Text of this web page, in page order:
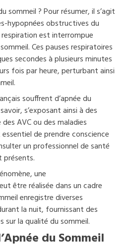
sommeil ? Pour résumer, il s’agit
hypopnées obstructives du
respiration est interrompue
Ces pauses respiratoires
secondes à plusieurs minutes
fois par heure, perturbant ainsi
souffrent d’apnée du
s’exposant ainsi à des
AVC ou des maladies
de prendre conscience
un professionnel de santé
présents.
une
être réalisée dans un cadre
enregistre diverses
la nuit, fournissant des
sur la qualité du sommeil.
du Sommeil